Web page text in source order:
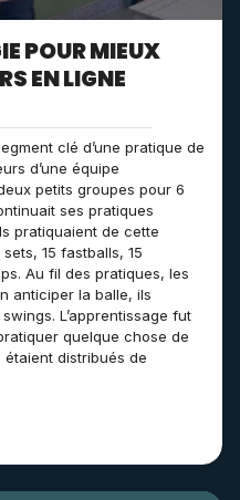
POUR MIEUX
EN LIGNE
clé d’une pratique de
d’une équipe
petits groupes pour 6
ses pratiques
pratiquaient de cette
15 fastballs, 15
Au fil des pratiques, les
anticiper la balle, ils
L’apprentissage fut
quelque chose de
distribués de